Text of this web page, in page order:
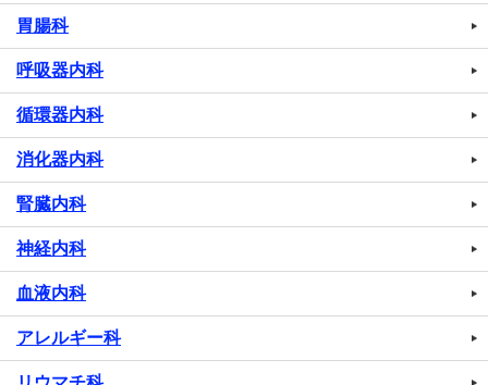
胃腸科
呼吸器内科
循環器内科
消化器内科
腎臓内科
神経内科
血液内科
アレルギー科